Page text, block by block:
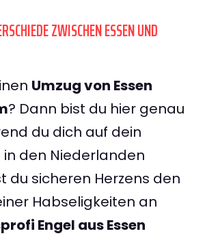
ZWISCHEN ESSEN UND
Umzug von Essen
? Dann bist du hier genau
du dich auf dein
in den Niederlanden
du sicheren Herzens den
Habseligkeiten an
Engel aus Essen